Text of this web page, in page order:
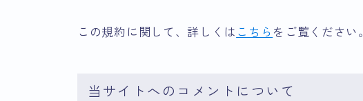
この規約に関して、詳しくは こちら をご覧ください。
当サイトへのコメントについて